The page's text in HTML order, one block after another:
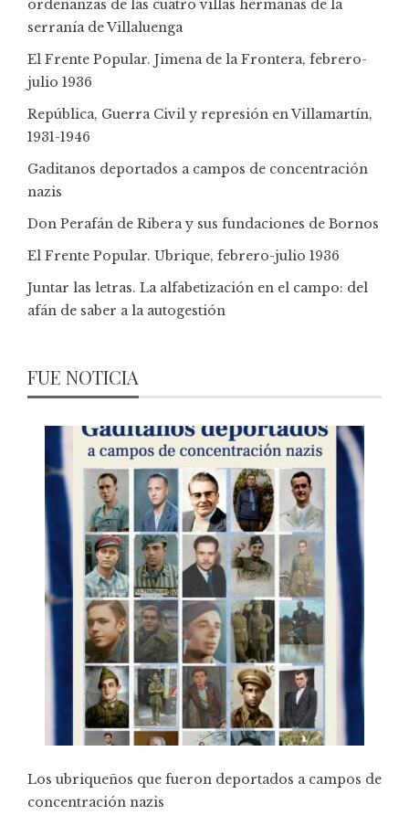
ordenanzas de las cuatro villas hermanas de la
serranía de Villaluenga
El Frente Popular. Jimena de la Frontera, febrero-
julio 1936
República, Guerra Civil y represión en Villamartín,
1931-1946
Gaditanos deportados a campos de concentración
nazis
Don Perafán de Ribera y sus fundaciones de Bornos
El Frente Popular. Ubrique, febrero-julio 1936
Juntar las letras. La alfabetización en el campo: del
afán de saber a la autogestión
FUE NOTICIA
Los ubriqueños que fueron deportados a campos de
concentración nazis